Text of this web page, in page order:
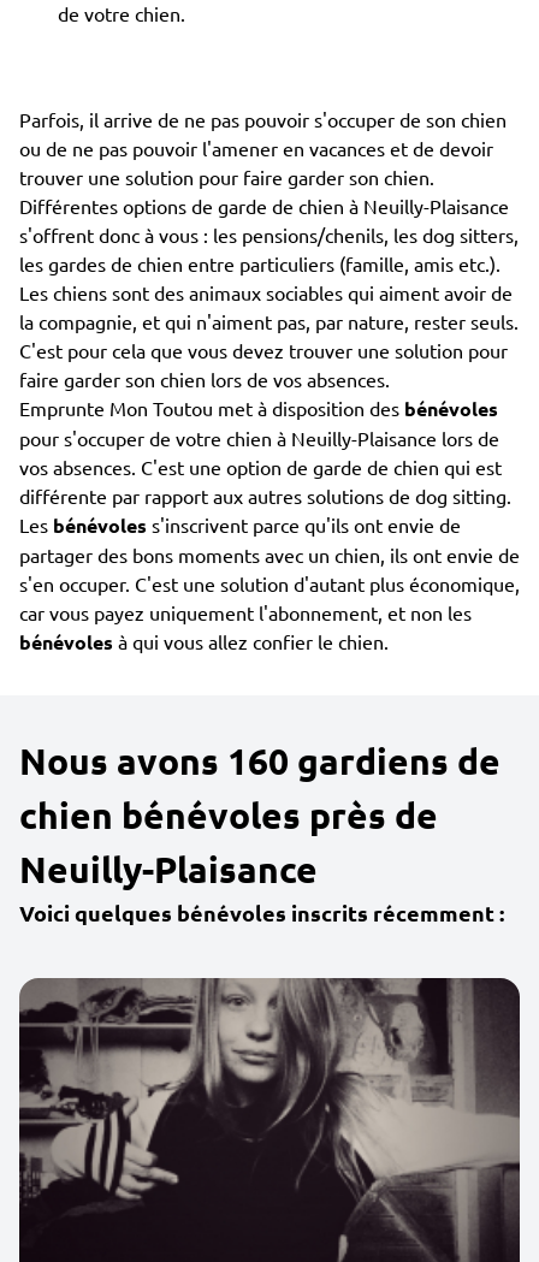
de votre chien.
Parfois, il arrive de ne pas pouvoir s'occuper de son chien
ou de ne pas pouvoir l'amener en vacances et de devoir
trouver une solution pour faire garder son chien.
Différentes options de garde de chien à Neuilly-Plaisance
s'offrent donc à vous : les pensions/chenils, les dog sitters,
les gardes de chien entre particuliers (famille, amis etc.).
Les chiens sont des animaux sociables qui aiment avoir de
la compagnie, et qui n'aiment pas, par nature, rester seuls.
C'est pour cela que vous devez trouver une solution pour
faire garder son chien lors de vos absences.
Emprunte Mon Toutou met à disposition des bénévoles
pour s'occuper de votre chien à Neuilly-Plaisance lors de
vos absences. C'est une option de garde de chien qui est
différente par rapport aux autres solutions de dog sitting.
Les bénévoles s'inscrivent parce qu'ils ont envie de
partager des bons moments avec un chien, ils ont envie de
s'en occuper. C'est une solution d'autant plus économique,
car vous payez uniquement l'abonnement, et non les
bénévoles à qui vous allez confier le chien.
Nous avons 160 gardiens de
chien bénévoles près de
Neuilly-Plaisance
Voici quelques bénévoles inscrits récemment :